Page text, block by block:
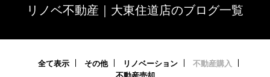
リノベ不動産｜大東住道店のブログ一覧
全て表示 その他 リノベーション
不動産購入